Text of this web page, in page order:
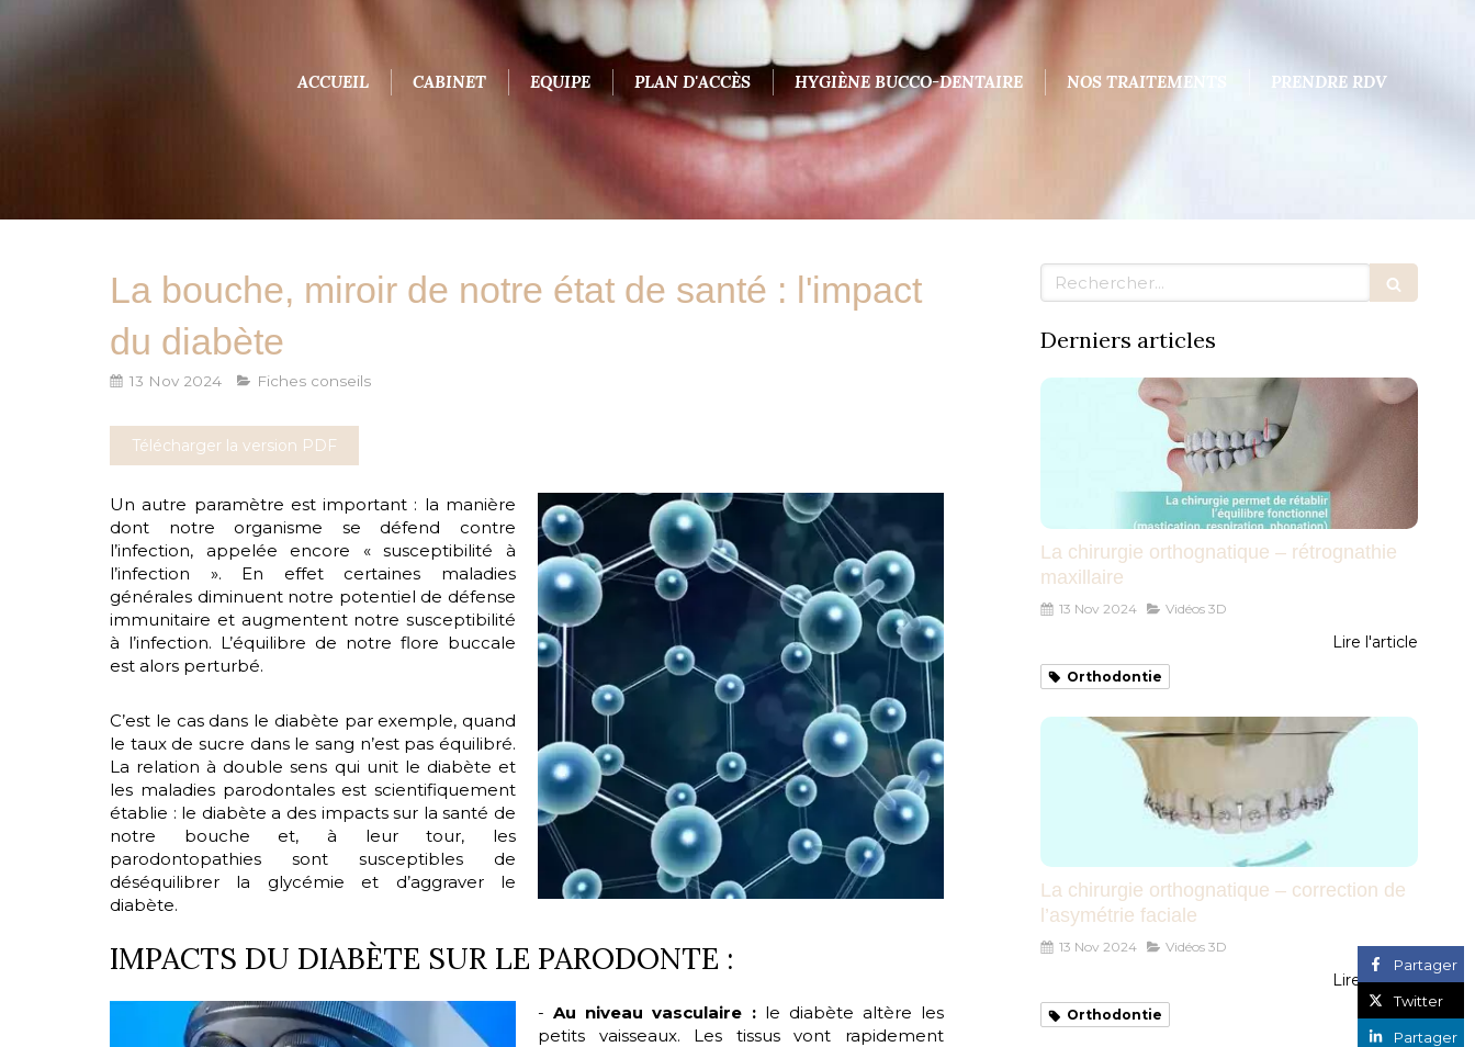
ACCUEIL CABINET EQUIPE PLAN D'ACCÈS HYGIÈNE BUCCO-DENTAIRE NOS TRAITEMENTS PRENDRE RDV
La bouche, miroir de notre état de santé : l'impact
du diabète
13 Nov 2024 Fiches conseils
Télécharger la version PDF
Un autre paramètre est important : la manière
dont notre organisme se défend contre
l’infection, appelée encore « susceptibilité à
l’infection ». En effet certaines maladies
générales diminuent notre potentiel de défense
immunitaire et augmentent notre susceptibilité
à l’infection. L’équilibre de notre flore buccale
est alors perturbé.
C’est le cas dans le diabète par exemple, quand
le taux de sucre dans le sang n’est pas équilibré.
La relation à double sens qui unit le diabète et
les maladies parodontales est scientifiquement
établie : le diabète a des impacts sur la santé de
notre bouche et, à leur tour, les
parodontopathies sont susceptibles de
déséquilibrer la glycémie et d’aggraver le
diabète.
IMPACTS DU DIABÈTE SUR LE PARODONTE :
-Au niveau vasculaire :le diabète altère les
petits vaisseaux. Les tissus vont rapidement
Partager
Twitter
Partager
Rechercher
Derniers articles
La chirurgie orthognatique – rétrognathie
maxillaire
13 Nov 2024 Vidéos 3D
Lire l'article
Orthodontie
La chirurgie orthognatique – correction de
l’asymétrie faciale
13 Nov 2024 Vidéos 3D
Lire l'article
Orthodontie